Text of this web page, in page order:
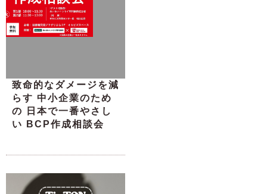
致命的なダメージを減
らす 中小企業のため
の 日本で一番やさし
い BCP作成相談会